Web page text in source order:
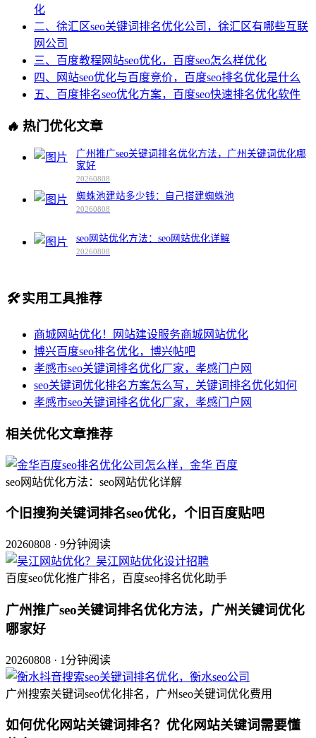
化
二、徐汇区seo关键词排名优化公司，徐汇区有哪些互联
网公司
三、百度教程网站seo优化，百度seo怎么样优化
四、网站seo优化与百度竞价，百度seo排名优化是什么
五、百度排名seo优化方案，百度seo快速排名优化软件
🔥 热门优化文章
广州推广seo关键词排名优化方法，广州关键词优化哪
家好
20260808
蜘蛛池建站多少钱：自己搭建蜘蛛池
20260808
seo网站优化方法：seo网站优化详解
20260808
🛠️实用工具推荐
商城网站优化！网站建设服务商城网站优化
博兴百度seo排名优化，博兴帖吧
孝感市seo关键词排名优化厂家，孝感门户网
seo关键词优化排名方案怎么写，关键词排名优化如何
孝感市seo关键词排名优化厂家，孝感门户网
相关优化文章推荐
seo网站优化方法：seo网站优化详解
个旧搜狗关键词排名seo优化，个旧百度贴吧
20260808 · 9分钟阅读
百度seo优化推广排名，百度seo排名优化助手
广州推广seo关键词排名优化方法，广州关键词优化
哪家好
20260808 · 1分钟阅读
广州搜索关键词seo优化排名，广州seo关键词优化费用
如何优化网站关键词排名？优化网站关键词需要懂